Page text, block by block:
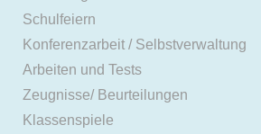
Schulfeiern
Konferenzarbeit / Selbstverwaltung
Arbeiten und Tests
Zeugnisse/ Beurteilungen
Klassenspiele